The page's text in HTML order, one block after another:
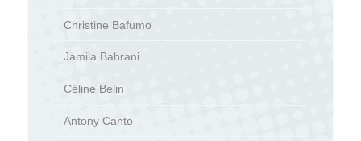
Christine Bafumo
Jamila Bahrani
Céline Belin
Antony Canto